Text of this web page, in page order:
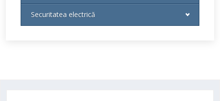
Securitatea electrică